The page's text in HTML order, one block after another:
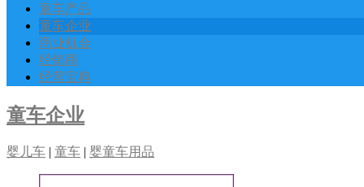
童车产品
童车企业
商业机会
经销商
经营宝典
童车企业
婴儿车 | 童车 | 婴童车用品